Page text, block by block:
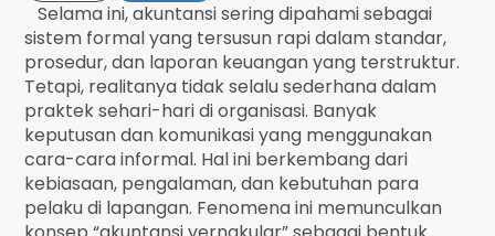
Selama ini, akuntansi sering dipahami sebagai
sistem formal yang tersusun rapi dalam standar,
prosedur, dan laporan keuangan yang terstruktur.
Tetapi, realitanya tidak selalu sederhana dalam
praktek sehari-hari di organisasi. Banyak
keputusan dan komunikasi yang menggunakan
cara-cara informal. Hal ini berkembang dari
kebiasaan, pengalaman, dan kebutuhan para
pelaku di lapangan. Fenomena ini memunculkan